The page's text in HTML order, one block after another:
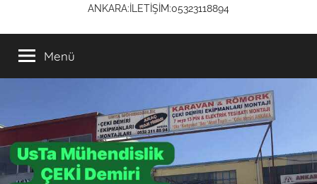
ANKARA:İLETİŞİM:05323118894
Menü